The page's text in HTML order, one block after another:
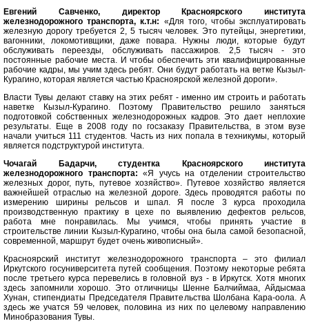
Евгений Савченко, директор Красноярского института
железнодорожного транспорта, к.т.н: «Для того, чтобы эксплуатировать
железную дорогу требуется 2, 5 тысяч человек. Это путейцы, энергетики,
вагонники, локомотивщики, даже повара. Нужны люди, которые будут
обслуживать переезды, обслуживать пассажиров. 2,5 тысяч - это
постоянные рабочие места. И чтобы обеспечить эти квалифицированные
рабочие кадры, мы учим здесь ребят. Они будут работать на ветке Кызыл-
Курагино, которая является частью Красноярской железной дороги».
Власти Тувы делают ставку на этих ребят - именно им строить и работать
наветке Кызыл-Курагино. Поэтому Правительство решило заняться
подготовкой собственных железнодорожных кадров. Это дает неплохие
результаты. Еще в 2008 году по госзаказу Правительства, в этом вузе
начали учиться 111 студентов. Часть из них попала в техникумы, который
является подструктурой института.
Чочагай Бадарчи, студентка Красноярского института
железнодорожного транспорта: «Я учусь на отделении строительство
железных дорог, путь, путевое хозяйство». Путевое хозяйство является
важнейшей отраслью на железной дороге. Здесь проводятся работы по
измерению ширины рельсов и шпал. Я после 3 курса проходила
производственную практику в цехе по выявлению дефектов рельсов,
работа мне понравилась. Мы учимся, чтобы принять участие в
строительстве линии Кызыл-Курагино, чтобы она была самой безопасной,
современной, маршрут будет очень живописный».
Красноярский институт железнодорожного транспорта – это филиал
Иркутского госуниверситета путей сообщения. Поэтому некоторые ребята
после третьего курса перевелись в головной вуз - в Иркутск. Хотя многих
здесь запомнили хорошо. Это отличницы Шенне Балчиймаа, Айдысмаа
Хунан, стипендиаты Председателя Правительства Шолбана Кара-оола. А
здесь же учатся 59 человек, половина из них по целевому направлению
Минобразования Тувы.